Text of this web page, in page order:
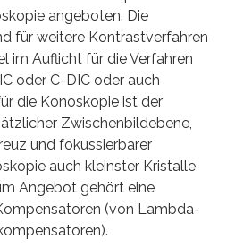
angeboten. Die
für weitere Kontrastverfahren
im Auflicht für die Verfahren
oder C-DIC oder auch
die Konoskopie ist der
Zwischenbildebene,
und fokussierbarer
auch kleinster Kristalle
Angebot gehört eine
(von Lambda-